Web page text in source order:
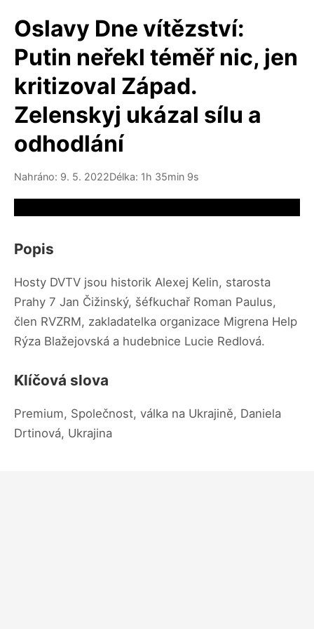
Oslavy Dne vítězství:
Putin neřekl téměř nic, jen
kritizoval Západ.
Zelenskyj ukázal sílu a
odhodlání
Nahráno: 9. 5. 2022Délka: 1h 35min 9s
Popis
Hosty DVTV jsou historik Alexej Kelin, starosta
Prahy 7 Jan Čižinský, šéfkuchař Roman Paulus,
člen RVZRM, zakladatelka organizace Migrena Help
Rýza Blažejovská a hudebnice Lucie Redlová.
Klíčová slova
Premium, Společnost, válka na Ukrajině, Daniela
Drtinová, Ukrajina